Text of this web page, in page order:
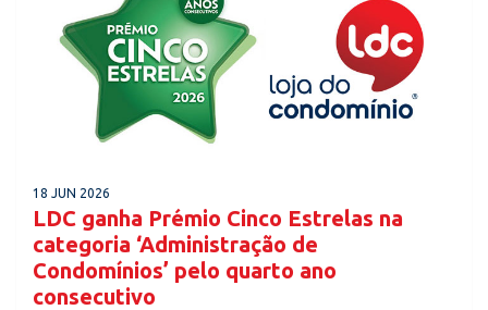
18 JUN 2026
LDC ganha Prémio Cinco Estrelas na
categoria ‘Administração de
Condomínios’ pelo quarto ano
consecutivo